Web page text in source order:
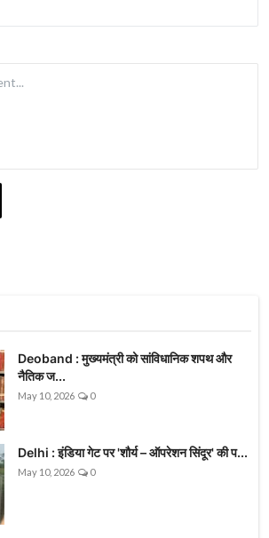
Deoband : मुख्यमंत्री को सांविधानिक शपथ और
नैतिक ज...
May 10, 2026 0
Delhi : इंडिया गेट पर 'शौर्य – ऑपरेशन सिंदूर' की प...
May 10, 2026 0